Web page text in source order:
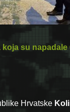
koja su napadale
Hrvatske